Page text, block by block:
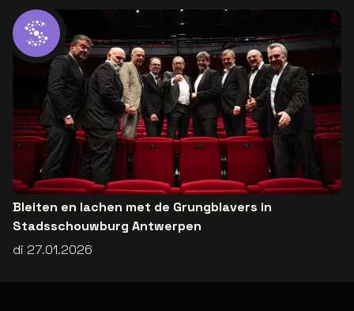
Bleiten en lachen met de Grungblavers in
Stadsschouwburg Antwerpen
di 27.01.2026